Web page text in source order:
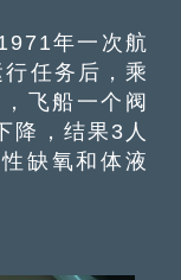
年一次航
任务后，乘
飞船一个阀
降，结果3人
缺氧和体液